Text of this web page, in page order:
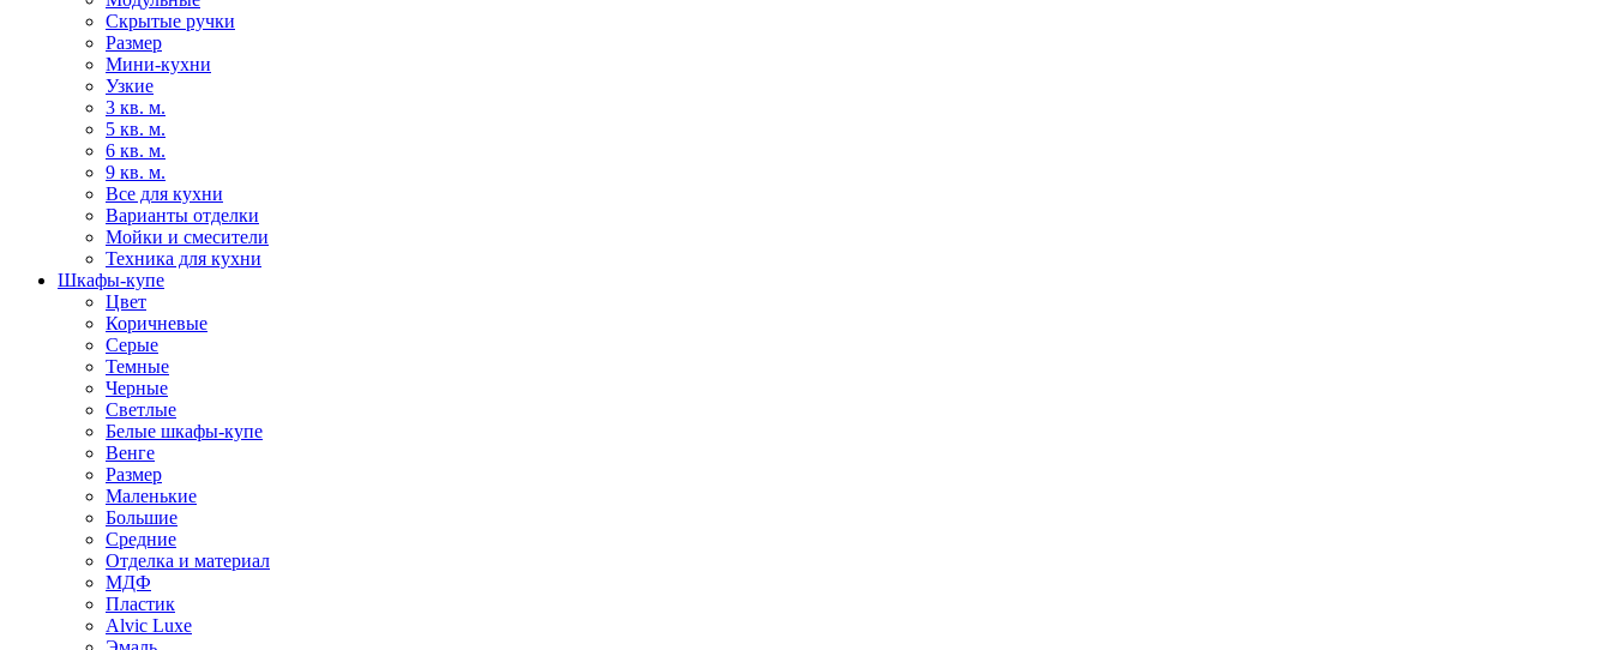
Скрытые ручки
Размер
Мини-кухни
Узкие
3 кв. м.
5 кв. м.
6 кв. м.
9 кв. м.
Все для кухни
Варианты отделки
Мойки и смесители
Техника для кухни
Шкафы-купе
Цвет
Коричневые
Серые
Темные
Черные
Светлые
Белые шкафы-купе
Венге
Размер
Маленькие
Большие
Средние
Отделка и материал
МДФ
Пластик
Alvic Luxe